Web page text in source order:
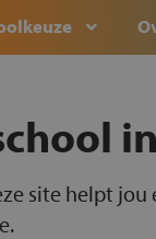
in
site helpt